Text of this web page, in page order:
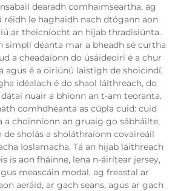
dearadh comhaimseartha, ag
le haghaidh nach dtógann aon
ar theicníocht an hijab thradisiúnta.
simplí déanta mar a bheadh sé curtha
a cheadaíonn do úsáideoirí é a chur
agus é a oiriúnú laistigh de shoicindí,
idéalach é do shaol láithreach, do
nuair a bhíonn an t-am teoranta.
comhdhéanta as cúpla cuid: cuid
a choinníonn an gruaig go sábháilte,
sholás a sholáthraíonn covaireáil
Ioslamacha. Tá an hijab láithreach
is aon fháinne, lena n-áirítear jersey,
meascáin modal, ag freastal ar
aeráid, ar gach seans, agus ar gach